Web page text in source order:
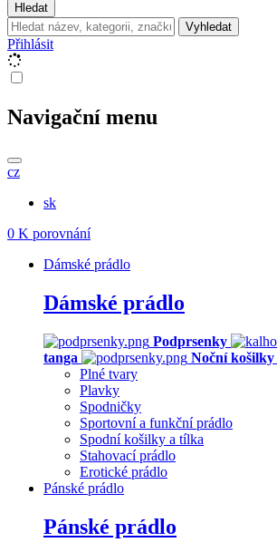
Hledat
Vyhledat
Přihlásit
Navigační menu
cz
sk
0 K porovnání
Dámské prádlo
Dámské prádlo
Podprsenky
tanga
Noční košilky
Plné tvary
Plavky
Spodničky
Sportovní a funkční prádlo
Spodní košilky a tílka
Stahovací prádlo
Erotické prádlo
Pánské prádlo
Pánské prádlo